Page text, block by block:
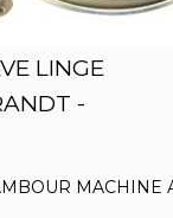
LINGE
-
MACHINE